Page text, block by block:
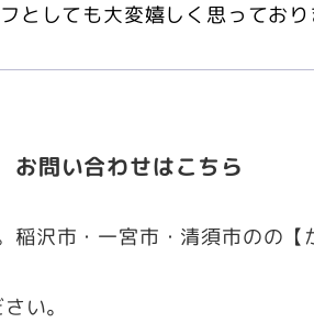
としても大変嬉しく思っており
お問い合わせはこちら
稲沢市・一宮市・清須市のの【
い。